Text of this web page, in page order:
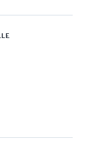
Router pour
Vue Router
le serveur
et
et les pages